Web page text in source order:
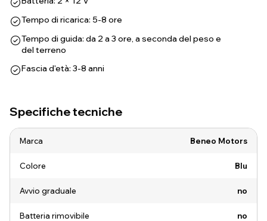
Tempo di ricarica: 5-8 ore
Tempo di guida: da 2 a 3 ore, a seconda del peso e
del terreno
Fascia d'età: 3-8 anni
Specifiche tecniche
Marca Beneo Motors
Colore Blu
Avvio graduale no
Batteria rimovibile no